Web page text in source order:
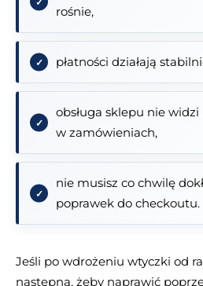
rośnie,
płatności działają
obsługa sklepu nie
w zamówieniach,
nie musisz co chwilę
poprawek do checkoutu.
Jeśli po wdrożeniu wtyczki od
następną, żeby naprawić